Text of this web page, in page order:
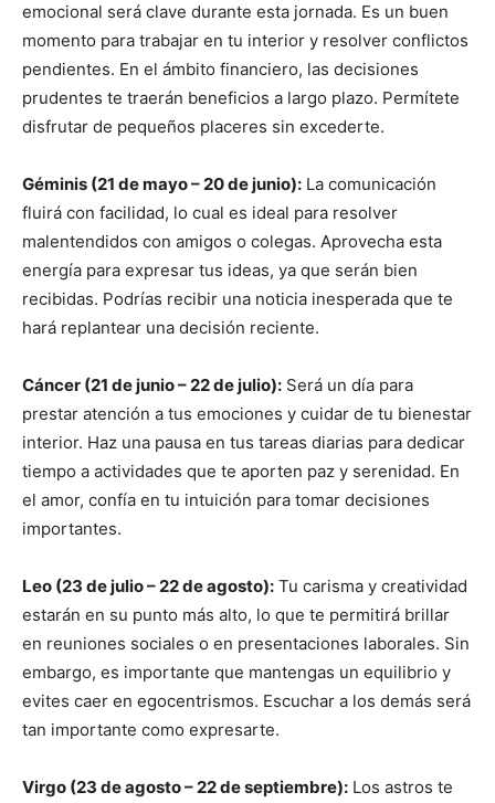
emocional será clave durante esta jornada. Es un buen
momento para trabajar en tu interior y resolver conflictos
pendientes. En el ámbito financiero, las decisiones
prudentes te traerán beneficios a largo plazo. Permítete
disfrutar de pequeños placeres sin excederte.
Géminis (21 de mayo – 20 de junio): La comunicación
fluirá con facilidad, lo cual es ideal para resolver
malentendidos con amigos o colegas. Aprovecha esta
energía para expresar tus ideas, ya que serán bien
recibidas. Podrías recibir una noticia inesperada que te
hará replantear una decisión reciente.
Cáncer (21 de junio – 22 de julio): Será un día para
prestar atención a tus emociones y cuidar de tu bienestar
interior. Haz una pausa en tus tareas diarias para dedicar
tiempo a actividades que te aporten paz y serenidad. En
el amor, confía en tu intuición para tomar decisiones
importantes.
Leo (23 de julio – 22 de agosto): Tu carisma y creatividad
estarán en su punto más alto, lo que te permitirá brillar
en reuniones sociales o en presentaciones laborales. Sin
embargo, es importante que mantengas un equilibrio y
evites caer en egocentrismos. Escuchar a los demás será
tan importante como expresarte.
Virgo (23 de agosto – 22 de septiembre): Los astros te